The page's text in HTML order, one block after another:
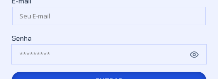
Senha